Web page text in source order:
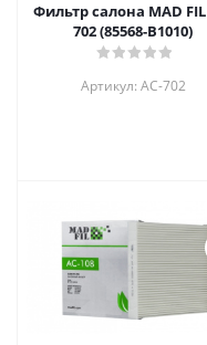
Фильтр салона MAD FIL АC-
702 (85568-B1010)
Артикул: АC-702